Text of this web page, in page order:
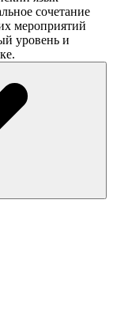
сочетание
мероприятий
уровень и